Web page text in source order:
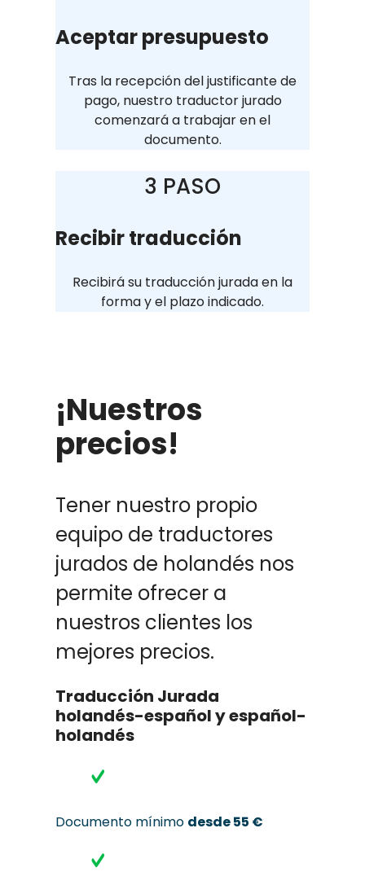
Aceptar presupuesto
Tras la recepción del justificante de
pago, nuestro traductor jurado
comenzará a trabajar en el
documento.
3 PASO
Recibir traducción
Recibirá su traducción jurada en la
forma y el plazo indicado.
¡Nuestros
precios!
Tener nuestro propio
equipo de traductores
jurados de holandés nos
permite ofrecer a
nuestros clientes los
mejores precios.
Traducción Jurada
holandés-español y español-
holandés
Documento mínimo desde 55 €